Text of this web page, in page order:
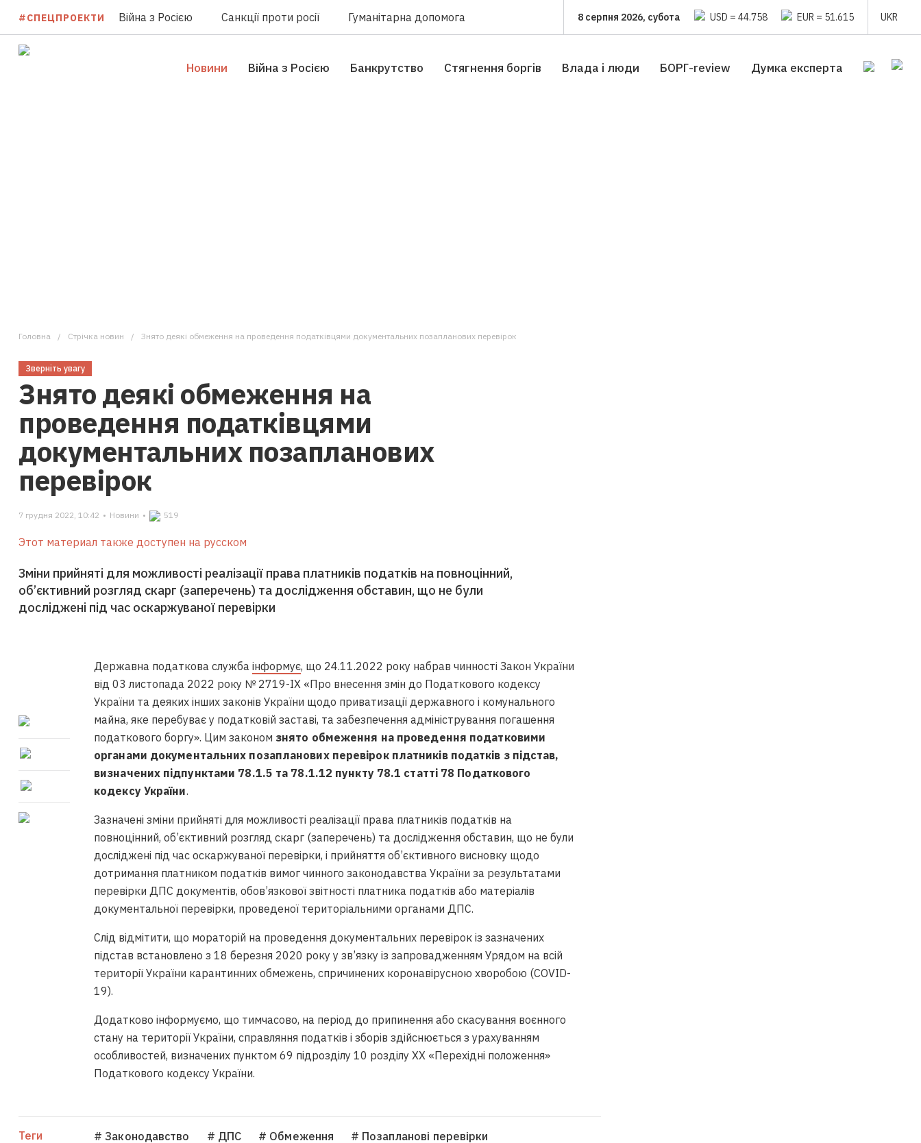
#СПЕЦПРОЕКТИ Війна з Росією Санкції проти росії Гуманітарна допомога 8 серпня 2026, субота USD = 44.758 EUR = 51.615 UKR
Новини Війна з Росією Банкрутство Стягнення боргiв Влада i люди БОРГ-review Думка експерта
Головна Стрічка новин Знято деякі обмеження на проведення податківцями документальних позапланових перевірок
Зверніть увагу
Знято деякі обмеження на
проведення податківцями
документальних позапланових
перевірок
7 грудня 2022, 10:42 • Новини • 519
Этот материал также доступен на русском
Зміни прийняті для можливості реалізації права платників податків на повноцінний,
об’єктивний розгляд скарг (заперечень) та дослідження обставин, що не були
досліджені під час оскаржуваної перевірки
Державна податкова служба інформує, що 24.11.2022 року набрав чинності Закон України
від 03 листопада 2022 року № 2719-IX «Про внесення змін до Податкового кодексу
України та деяких інших законів України щодо приватизації державного і комунального
майна, яке перебуває у податковій заставі, та забезпечення адміністрування погашення
податкового боргу». Цим законом знято обмеження на проведення податковими
органами документальних позапланових перевірок платників податків з підстав,
визначених підпунктами 78.1.5 та 78.1.12 пункту 78.1 статті 78 Податкового
кодексу України.
Зазначені зміни прийняті для можливості реалізації права платників податків на
повноцінний, об’єктивний розгляд скарг (заперечень) та дослідження обставин, що не були
досліджені під час оскаржуваної перевірки, і прийняття об’єктивного висновку щодо
дотримання платником податків вимог чинного законодавства України за результатами
перевірки ДПС документів, обов’язкової звітності платника податків або матеріалів
документальної перевірки, проведеної територіальними органами ДПС.
Слід відмітити, що мораторій на проведення документальних перевірок із зазначених
підстав встановлено з 18 березня 2020 року у зв’язку із запровадженням Урядом на всій
території України карантинних обмежень, спричинених коронавірусною хворобою (COVID-
19).
Додатково інформуємо, що тимчасово, на період до припинення або скасування воєнного
стану на території України, справляння податків і зборів здійснюється з урахуванням
особливостей, визначених пунктом 69 підрозділу 10 розділу ХХ «Перехідні положення»
Податкового кодексу України.
Теги # Законодавство # ДПС # Обмеження
# Позапланові перевірки